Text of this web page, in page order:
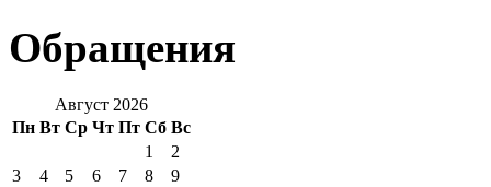
Обращения
Август 2026
Пн Вт Ср Чт Пт Сб Вс
1
2
3
4 5 6 7 8
9